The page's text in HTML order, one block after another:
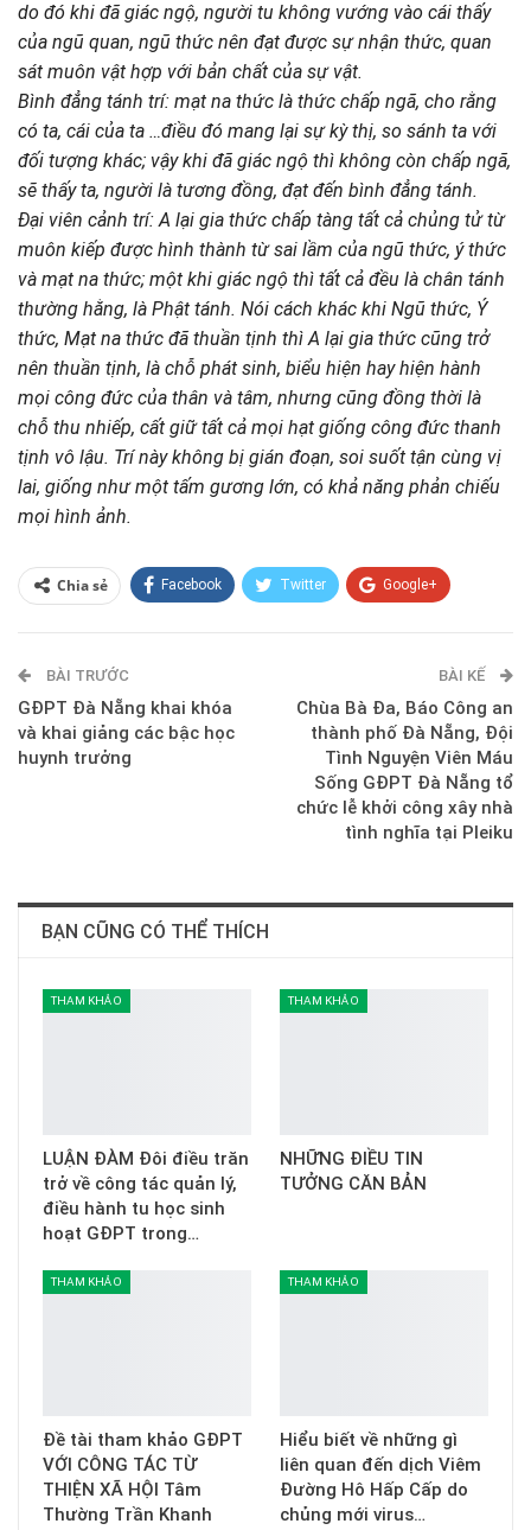
do đó khi đã giác ngộ, người tu không vướng vào cái thấy
của ngũ quan, ngũ thức nên đạt được sự nhận thức, quan
sát muôn vật hợp với bản chất của sự vật.
Bình đẳng tánh trí: mạt na thức là thức chấp ngã, cho rằng
có ta, cái của ta …điều đó mang lại sự kỳ thị, so sánh ta với
đối tượng khác; vậy khi đã giác ngộ thì không còn chấp ngã,
sẽ thấy ta, người là tương đồng, đạt đến bình đẳng tánh.
Đại viên cảnh trí: A lại gia thức chấp tàng tất cả chủng tử từ
muôn kiếp được hình thành từ sai lầm của ngũ thức, ý thức
và mạt na thức; một khi giác ngộ thì tất cả đều là chân tánh
thường hằng, là Phật tánh. Nói cách khác khi Ngũ thức, Ý
thức, Mạt na thức đã thuần tịnh thì A lại gia thức cũng trở
nên thuần tịnh, là chỗ phát sinh, biểu hiện hay hiện hành
mọi công đức của thân và tâm, nhưng cũng đồng thời là
chỗ thu nhiếp, cất giữ tất cả mọi hạt giống công đức thanh
tịnh vô lậu. Trí này không bị gián đoạn, soi suốt tận cùng vị
lai, giống như một tấm gương lớn, có khả năng phản chiếu
mọi hình ảnh.
Chia sẻ Facebook Twitter Google+
E-mail
BÀI TRƯỚC
GĐPT Đà Nẵng khai khóa
và khai giảng các bậc học
huynh trưởng
BÀI KẾ
Chùa Bà Đa, Báo Công an
thành phố Đà Nẵng, Đội
Tình Nguyện Viên Máu
Sống GĐPT Đà Nẵng tổ
chức lễ khởi công xây nhà
tình nghĩa tại Pleiku
BẠN CŨNG CÓ THỂ THÍCH
THAM KHẢO
LUẬN ĐÀM Đôi điều trăn
trở về công tác quản lý,
điều hành tu học sinh
hoạt GĐPT trong…
THAM KHẢO
NHỮNG ĐIỀU TIN
TƯỞNG CĂN BẢN
THAM KHẢO
Đề tài tham khảo GĐPT
VỚI CÔNG TÁC TỪ
THIỆN XÃ HỘI Tâm
Thường Trần Khanh
THAM KHẢO
Hiểu biết về những gì
liên quan đến dịch Viêm
Đường Hô Hấp Cấp do
chủng mới virus…